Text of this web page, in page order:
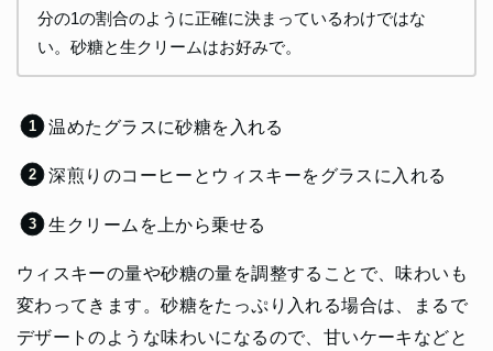
分の1の割合のように正確に決まっているわけではな
い。砂糖と生クリームはお好みで。
温めたグラスに砂糖を入れる
深煎りのコーヒーとウィスキーをグラスに入れる
生クリームを上から乗せる
ウィスキーの量や砂糖の量を調整することで、味わいも
変わってきます。砂糖をたっぷり入れる場合は、まるで
デザートのような味わいになるので、甘いケーキなどと